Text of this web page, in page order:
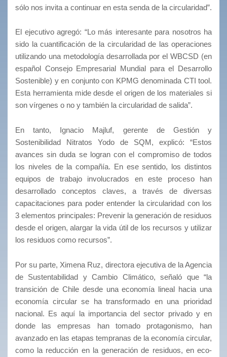
sólo nos invita a continuar en esta senda de la circularidad”.
El ejecutivo agregó: “Lo más interesante para nosotros ha
sido la cuantificación de la circularidad de las operaciones
utilizando una metodología desarrollada por el WBCSD (en
español Consejo Empresarial Mundial para el Desarrollo
Sostenible) y en conjunto con KPMG denominada CTI tool.
Esta herramienta mide desde el origen de los materiales si
son vírgenes o no y también la circularidad de salida”.
En tanto, Ignacio Majluf, gerente de Gestión y
Sostenibilidad Nitratos Yodo de SQM, explicó: “Estos
avances sin duda se logran con el compromiso de todos
los niveles de la compañía. En ese sentido, los distintos
equipos de trabajo involucrados en este proceso han
desarrollado conceptos claves, a través de diversas
capacitaciones para poder entender la circularidad con los
3 elementos principales: Prevenir la generación de residuos
desde el origen, alargar la vida útil de los recursos y utilizar
los residuos como recursos”.
Por su parte, Ximena Ruz, directora ejecutiva de la Agencia
de Sustentabilidad y Cambio Climático, señaló que “la
transición de Chile desde una economía lineal hacia una
economía circular se ha transformado en una prioridad
nacional. Es aquí la importancia del sector privado y en
donde las empresas han tomado protagonismo, han
avanzado en las etapas tempranas de la economía circular,
como la reducción en la generación de residuos, en eco-